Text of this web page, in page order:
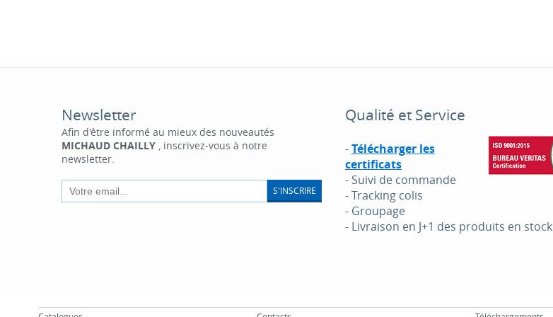
Newsletter
Afin d'être informé au mieux des nouveautés
MICHAUD CHAILLY, inscrivez-vous à notre
newsletter.
S'INSCRIRE
Qualité et Service
-Télécharger les
certificats
- Suivi de commande
- Tracking colis
- Groupage
- Livraison en J+1 des produits en stock